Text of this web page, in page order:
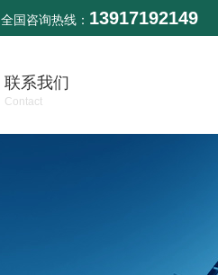
全国咨询热线： 13917192149
联系我们
Contact